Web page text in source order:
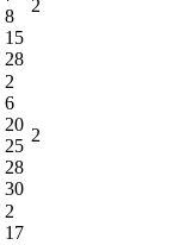
8
15
28
2
2
6
20
25
28
30
2
2
17